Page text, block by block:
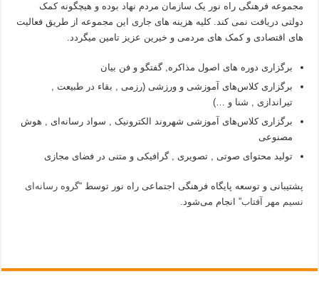
مجموعه فرهنگی راه نور یک سازمان مردم نهاد بوده و هیچگونه کمک
دولتی دریافت نمی کند. کلیه هزینه های جاری این مجموعه از طریق فعالیت
های اقتصادی و کمک های مردمی و خیرین عزیز تامین میگردد.
برگزاری دوره های اصول مذاکره, گفتگو و فن بیان
برگزاری کلاس‌های آموزشی و ورزشی (رزمی , بقاء در طبیعت ,
تیراندازی , شنا و …)
برگزاری کلاس‌های آموزشی شهروند الکترونیک , سواد رسانه‌ای , هوش
مصنوعی
تولید محتوای صوتی , تصویری , گرافیکی و متنی در فضای مجازی
پشتیبانی و توسعه پایگاه فرهنگی اجتماعی راه نور توسط “گروه رسانه‌ای
نسیم مهر آفتاب” انجام می‌شود.